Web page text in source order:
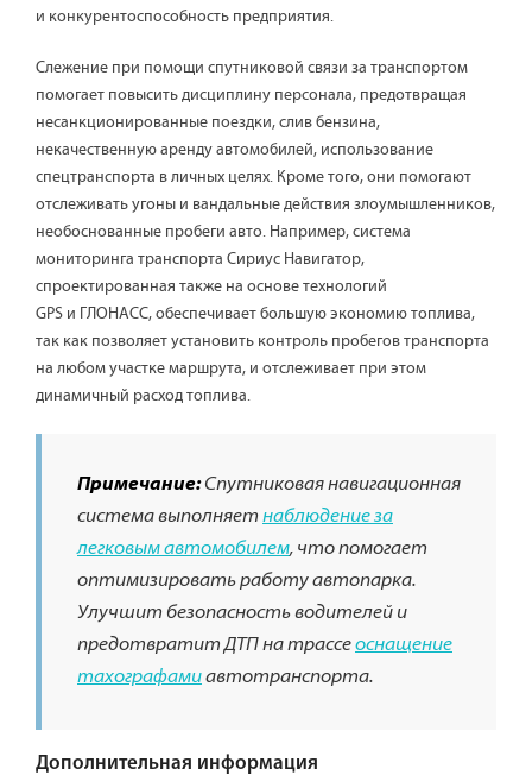
и конкурентоспособность предприятия.
Слежение при помощи спутниковой связи за транспортом
помогает повысить дисциплину персонала, предотвращая
несанкционированные поездки, слив бензина,
некачественную аренду автомобилей, использование
спецтранспорта в личных целях. Кроме того, они помогают
отслеживать угоны и вандальные действия злоумышленников,
необоснованные пробеги авто. Например, система
мониторинга транспорта Сириус Навигатор,
спроектированная также на основе технологий
GPS и ГЛОНАСС, обеспечивает большую экономию топлива,
так как позволяет установить контроль пробегов транспорта
на любом участке маршрута, и отслеживает при этом
динамичный расход топлива.
Примечание:Спутниковая навигационная
система выполняет наблюдение за
легковым автомобилем, что помогает
оптимизировать работу автопарка.
Улучшит безопасность водителей и
предотвратит ДТП на трассеоснащение
тахографамиавтотранспорта.
Дополнительная информация